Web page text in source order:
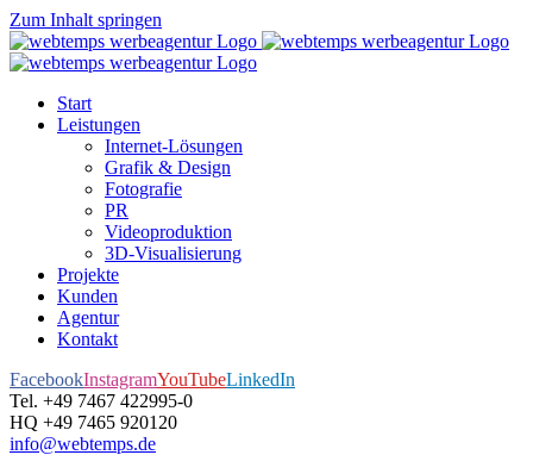
Zum Inhalt springen
Start
Leistungen
Internet-Lösungen
Grafik & Design
Fotografie
PR
Videoproduktion
3D-Visualisierung
Projekte
Kunden
Agentur
Kontakt
FacebookInstagramYouTubeLinkedIn
Tel. +49 7467 422995-0
HQ +49 7465 920120
info@webtemps.de